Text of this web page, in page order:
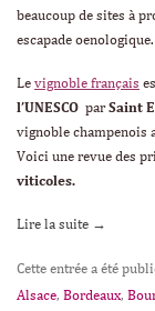
beaucoup de sites à
escapade oenologique.
Le vignoble français
l’UNESCO parSaint
vignoble champenois
Voici une revue des
viticoles.
Lire la suite →
Cette entrée a été
Alsace, Bordeaux,